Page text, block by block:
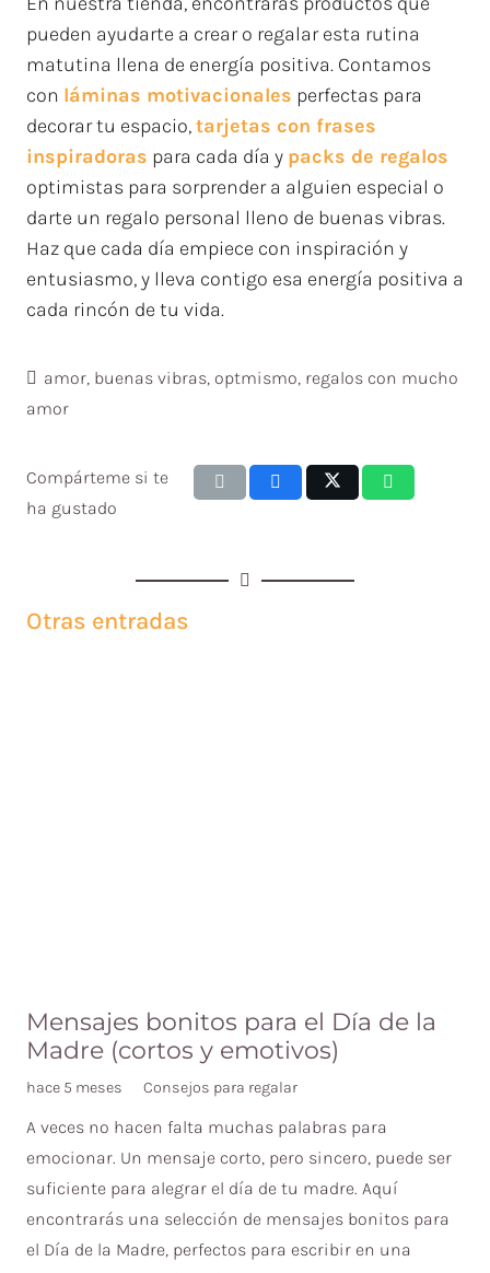
pueden ayudarte a crear o regalar esta rutina
matutina llena de energía positiva. Contamos
con láminas motivacionales perfectas para
decorar tu espacio,tarjetas con frases
inspiradoras para cada día y packs de regalos
optimistas para sorprender a alguien especial o
darte un regalo personal lleno de buenas vibras.
Haz que cada día empiece con inspiración y
entusiasmo, y lleva contigo esa energía positiva a
cada rincón de tu vida.
amor, buenas vibras,optmismo, regalos con mucho
amor
Compárteme si te
ha gustado
Otras entradas
Mensajes bonitos para el Día de la
Madre (cortos y emotivos)
hace 5 meses Consejos para regalar
A veces no hacen falta muchas palabras para
emocionar. Un mensaje corto, pero sincero, puede ser
suficiente para alegrar el día de tu madre. Aquí
encontrarás una selección de mensajes bonitos para
el Día de la Madre, perfectos para escribir en una